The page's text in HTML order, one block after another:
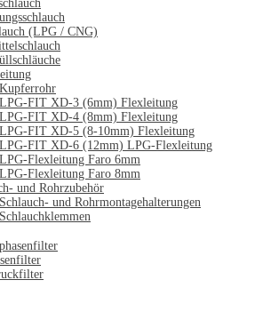
(LPG / CNG)
Kupferrohr
LPG-FIT XD-3 (6mm) Flexleitung
LPG-FIT XD-4 (8mm) Flexleitung
LPG-FIT XD-5 (8-10mm) Flexleitung
LPG-FIT XD-6 (12mm) LPG-Flexleitung
LPG-Flexleitung Faro 6mm
LPG-Flexleitung Faro 8mm
und Rohrzubehör
Schlauch- und Rohrmontagehalterungen
Schlauchklemmen